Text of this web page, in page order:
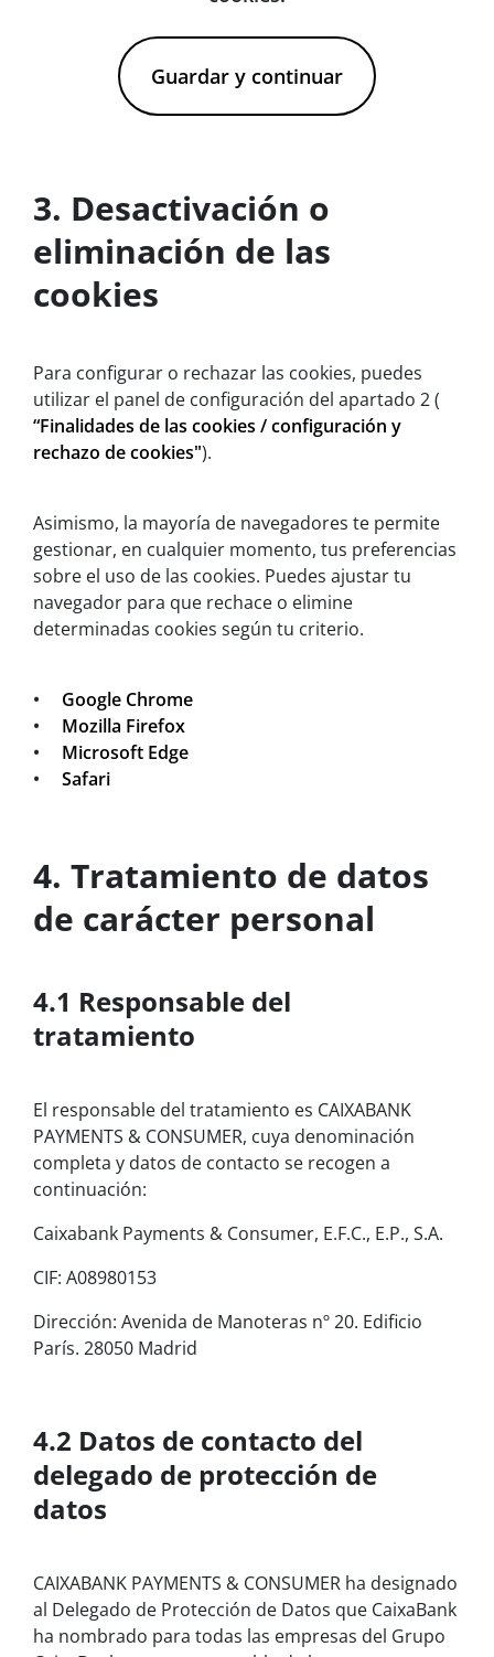
Guardar y continuar
3. Desactivación o
eliminación de las
cookies
Para configurar o rechazar las cookies, puedes
utilizar el panel de configuración del apartado 2 (
“Finalidades de las cookies / configuración y
rechazo de cookies").
Asimismo, la mayoría de navegadores te permite
gestionar, en cualquier momento, tus preferencias
sobre el uso de las cookies. Puedes ajustar tu
navegador para que rechace o elimine
determinadas cookies según tu criterio.
• Google Chrome
• Mozilla Firefox
• Microsoft Edge
• Safari
4. Tratamiento de datos
de carácter personal
4.1 Responsable del
tratamiento
El responsable del tratamiento es CAIXABANK
PAYMENTS & CONSUMER, cuya denominación
completa y datos de contacto se recogen a
continuación:
Caixabank Payments & Consumer, E.F.C., E.P., S.A.
CIF: A08980153
Dirección: Avenida de Manoteras nº 20. Edificio
París. 28050 Madrid
4.2 Datos de contacto del
delegado de protección de
datos
CAIXABANK PAYMENTS & CONSUMER ha designado
al Delegado de Protección de Datos que CaixaBank
ha nombrado para todas las empresas del Grupo